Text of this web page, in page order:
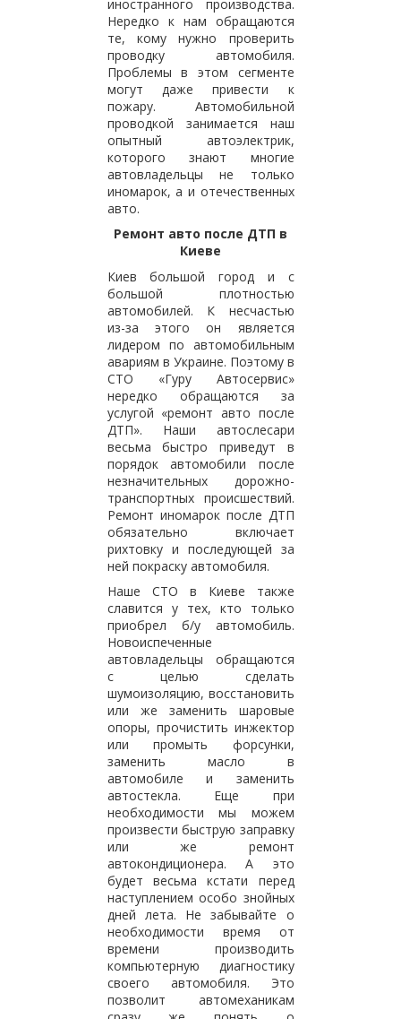
иностранного производства.
Нередко к нам обращаются
те, кому нужно проверить
проводку автомобиля.
Проблемы в этом сегменте
могут даже привести к
пожару. Автомобильной
проводкой занимается наш
опытный автоэлектрик,
которого знают многие
автовладельцы не только
иномарок, а и отечественных
авто.
Ремонт авто после ДТП в
Киеве
Киев большой город и с
большой плотностью
автомобилей. К несчастью
из-за этого он является
лидером по автомобильным
авариям в Украине. Поэтому в
СТО «Гуру Автосервис»
нередко обращаются за
услугой «ремонт авто после
ДТП». Наши автослесари
весьма быстро приведут в
порядок автомобили после
незначительных дорожно-
транспортных происшествий.
Ремонт иномарок после ДТП
обязательно включает
рихтовку и последующей за
ней покраску автомобиля.
Наше СТО в Киеве также
славится у тех, кто только
приобрел б/у автомобиль.
Новоиспеченные
автовладельцы обращаются
с целью сделать
шумоизоляцию, восстановить
или же заменить шаровые
опоры, прочистить инжектор
или промыть форсунки,
заменить масло в
автомобиле и заменить
автостекла. Еще при
необходимости мы можем
произвести быструю заправку
или же ремонт
автокондиционера. А это
будет весьма кстати перед
наступлением особо знойных
дней лета. Не забывайте о
необходимости время от
времени производить
компьютерную диагностику
своего автомобиля. Это
позволит автомеханикам